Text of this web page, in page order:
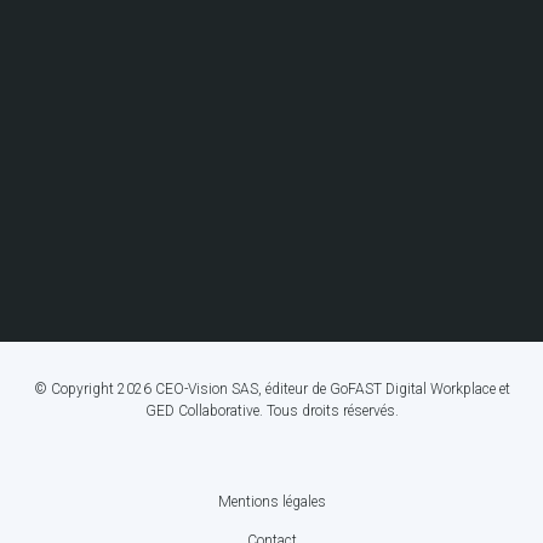
© Copyright 2026 CEO-Vision SAS, éditeur de GoFAST Digital Workplace et
GED Collaborative. Tous droits réservés.
Mentions légales